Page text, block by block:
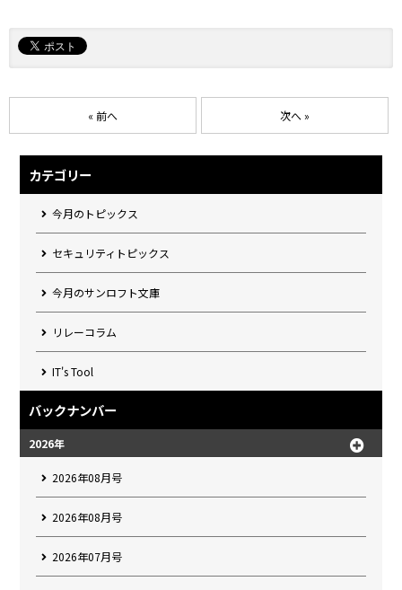
« 前へ 次へ »
カテゴリー
今月のトピックス
セキュリティトピックス
今月のサンロフト文庫
リレーコラム
IT's Tool
バックナンバー
2026年
2026年08月号
2026年08月号
2026年07月号